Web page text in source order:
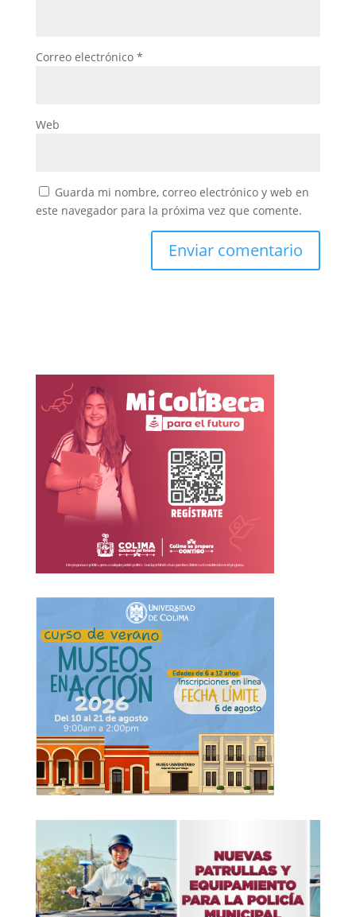
Correo electrónico *
Web
Guarda mi nombre, correo electrónico y web en
este navegador para la próxima vez que comente.